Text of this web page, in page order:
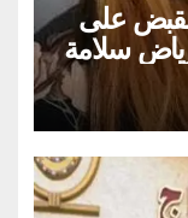
القبض على
سلامة